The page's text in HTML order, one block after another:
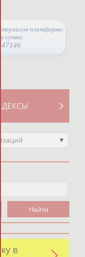
платформы
за сутки:
47146
в